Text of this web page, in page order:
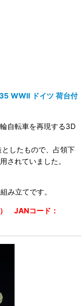
WWII ドイツ 荷台付
自転車を再現する3D
したもので、占領下
されていました。
み立てです。
JANコード：